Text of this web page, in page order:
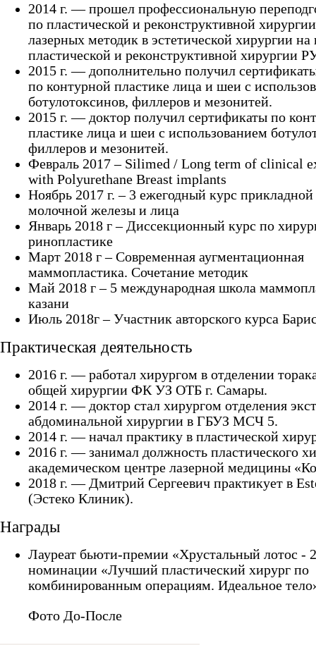
2014 г. — прошел профессиональную
по пластической и реконструктивной
лазерных методик в эстетической хирургии на
пластической и реконструктивной хирургии
2015 г. — дополнительно получил
по контурной пластике лица и шеи с
ботулотоксинов, филлеров и мезонитей.
2015 г. — доктор получил сертификаты по
пластике лица и шеи с использованием
филлеров и мезонитей.
Февраль 2017 – Silimed / Long term of clinical
with Polyurethane Breast implants
Ноябрь 2017 г. – 3 ежегодный курс
молочной железы и лица
Январь 2018 г – Диссекционный курс по
ринопластике
Март 2018 г – Современная аугментационная
маммопластика. Сочетание методик
Май 2018 г – 5 международная школа
казани
Июль 2018г – Участник авторского курса
Практическая деятельность
2016 г. — работал хирургом в отделении
общей хирургии ФК УЗ ОТБ г. Самары.
2014 г. — доктор стал хирургом отделения
абдоминальной хирургии в ГБУЗ МСЧ 5.
2014 г. — начал практику в пластической
2016 г. — занимал должность пластического
академическом центре лазерной медицины
2018 г. — Дмитрий Сергеевич практикует в
(Эстеко Клиник).
Награды
Лауреат бьюти-премии «Хрустальный лотос -
номинации «Лучший пластический хирург по
комбинированным операциям. Идеальное
Фото До-После